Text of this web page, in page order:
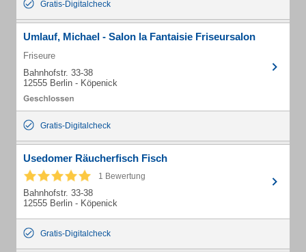
Gratis-Digitalcheck
Umlauf, Michael - Salon la Fantaisie Friseursalon
Friseure
Bahnhofstr. 33-38
12555 Berlin - Köpenick
Gratis-Digitalcheck
Usedomer Räucherfisch Fisch
1 Bewertung
Bahnhofstr. 33-38
12555 Berlin - Köpenick
Gratis-Digitalcheck